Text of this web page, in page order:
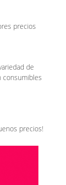
precios
de
consumibles
precios!